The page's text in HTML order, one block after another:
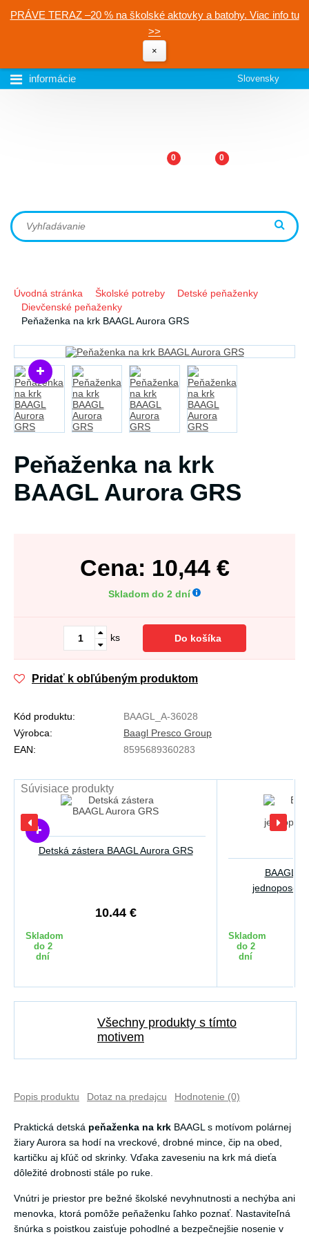
PRÁVE TERAZ –20 % na školské aktovky a batohy. Viac info tu
>>
×
informácie Slovensky
0 0
Úvodná stránka Školské potreby
Detské peňaženky
Dievčenské peňaženky
Peňaženka na krk BAAGL Aurora GRS
Peňaženka na krk
BAAGL Aurora GRS
Cena: 10,44€
Skladom do 2 dní
ks Do košíka
Pridať k obľúbeným produktom
Kód produktu:
BAAGL_A-36028
Výrobca:
Baagl Presco Group
EAN:
8595689360283
Súvisiace produkty
Detská zástera BAAGL Aurora GRS
10.44 €
Skladom
do 2
dní
BAAGL
Skladom
do 2
dní
Všechny produkty s tímto
motivem
Popis produktu Dotaz na predajcu Hodnotenie (0)
Praktická detská peňaženka na krk BAAGL s motívom polárnej
žiary Aurora sa hodí na vreckové, drobné mince, čip na obed,
kartičku aj kľúč od skrinky. Vďaka zaveseniu na krk má dieťa
dôležité drobnosti stále po ruke.
Vnútri je priestor pre bežné školské nevyhnutnosti a nechýba ani
menovka, ktorá pomôže peňaženku ľahko poznať. Nastaviteľná
šnúrka s poistkou zaisťuje pohodlné a bezpečnejšie nosenie v